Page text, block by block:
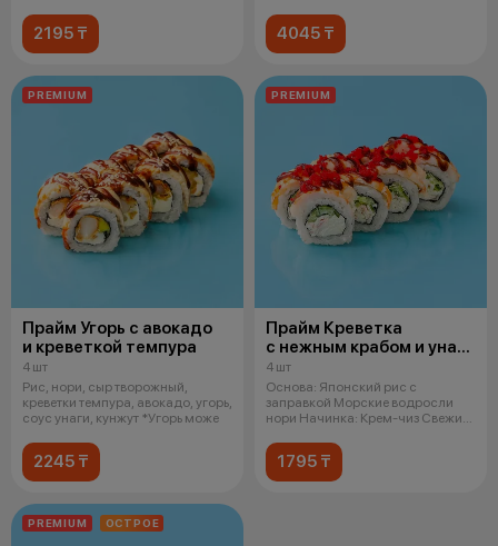
2195 ₸ 4045 ₸
PREMIUM
Прайм Угорь с авокадо
и креветкой темпура
4 шт
Рис, нори, сыр творожный,
креветки темпура, авокадо, угорь,
соус унаги, кунжут *Угорь може
2245 ₸
PREMIUM
Прайм Креветка
с нежным крабом и унаги
соусом
4 шт
Основа: Японский рис с
заправкой Морские водросли
нори Начинка: Крем-чиз Свежий
1795 ₸
PREMIUM ОСТРОЕ